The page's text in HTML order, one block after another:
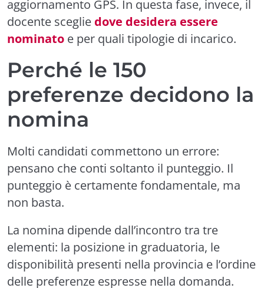
aggiornamento GPS. In questa fase, invece, il
docente sceglie dove desidera essere
nominato e per quali tipologie di incarico.
Perché le 150
preferenze decidono la
nomina
Molti candidati commettono un errore:
pensano che conti soltanto il punteggio. Il
punteggio è certamente fondamentale, ma
non basta.
La nomina dipende dall’incontro tra tre
elementi: la posizione in graduatoria, le
disponibilità presenti nella provincia e l’ordine
delle preferenze espresse nella domanda.